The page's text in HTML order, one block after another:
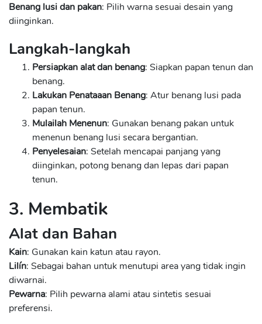
Benang lusi dan pakan: Pilih warna sesuai desain yang
diinginkan.
Langkah-langkah
Persiapkan alat dan benang: Siapkan papan tenun dan
benang.
Lakukan Penataaan Benang: Atur benang lusi pada
papan tenun.
Mulailah Menenun: Gunakan benang pakan untuk
menenun benang lusi secara bergantian.
Penyelesaian: Setelah mencapai panjang yang
diinginkan, potong benang dan lepas dari papan
tenun.
3. Membatik
Alat dan Bahan
Kain: Gunakan kain katun atau rayon.
Lilín: Sebagai bahan untuk menutupi area yang tidak ingin
diwarnai.
Pewarna: Pilih pewarna alami atau sintetis sesuai
preferensi.